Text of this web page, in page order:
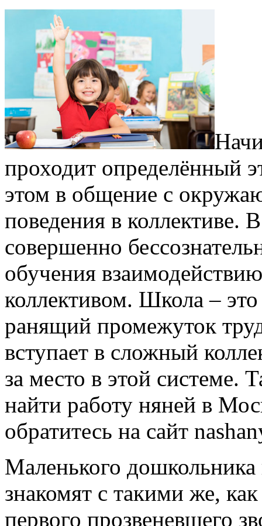
проходит определённый
этом в общение с
поведения в коллективе.
совершенно
обучения
коллективом. Школа –
ранящий промежуток
вступает в сложный
за место в этой системе.
найти работу няней в
обратитесь на сайт
Маленького дошкольника
знакомят с такими же,
первого прозвеневшего